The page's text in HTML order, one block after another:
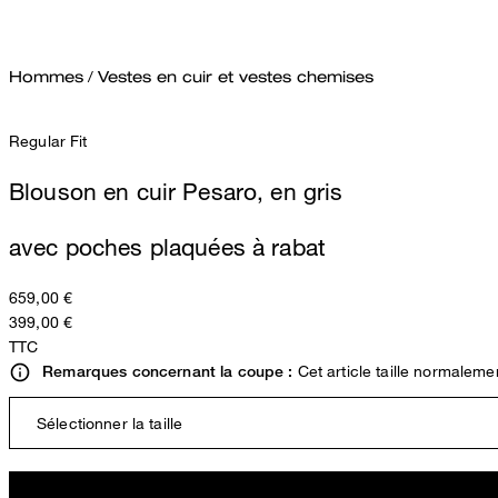
Hommes / Vestes en cuir et vestes chemises
Regular Fit
Blouson en cuir Pesaro, en gris
avec poches plaquées à rabat
659,00 €
399,00 €
TTC
Remarques concernant la coupe : Cet article taille
Sélectionner la taille